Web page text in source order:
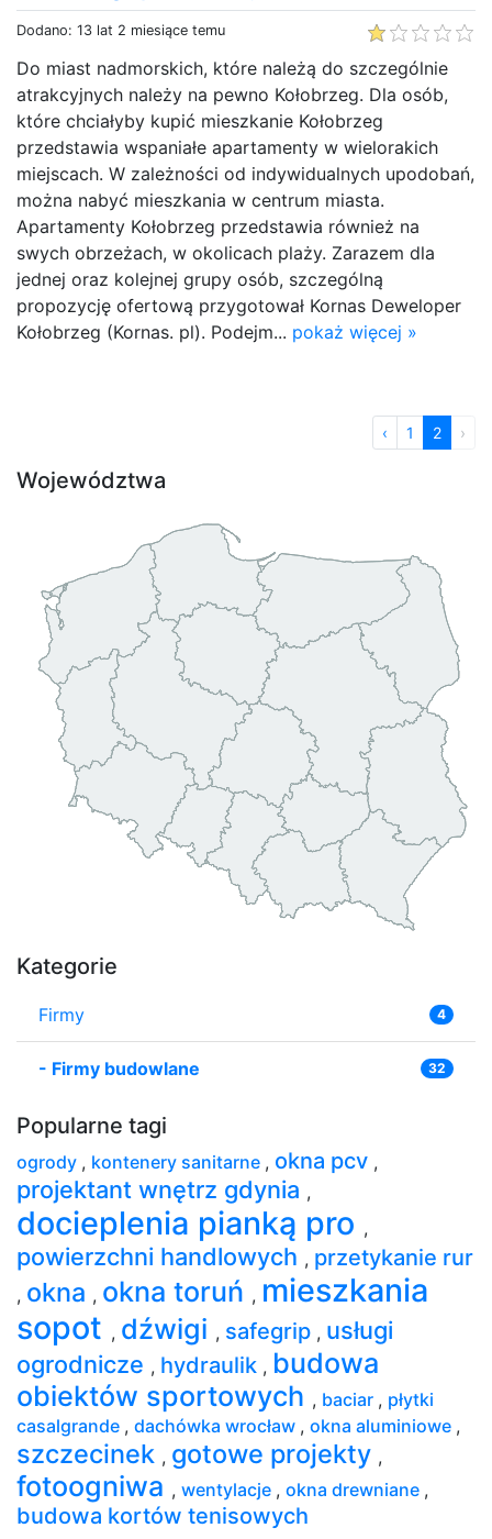
Dodano: 13 lat 2 miesiące temu
Do miast nadmorskich, które należą do szczególnie
atrakcyjnych należy na pewno Kołobrzeg. Dla osób,
które chciałyby kupić mieszkanie Kołobrzeg
przedstawia wspaniałe apartamenty w wielorakich
miejscach. W zależności od indywidualnych upodobań,
można nabyć mieszkania w centrum miasta.
Apartamenty Kołobrzeg przedstawia również na
swych obrzeżach, w okolicach plaży. Zarazem dla
jednej oraz kolejnej grupy osób, szczególną
propozycję ofertową przygotował Kornas Deweloper
Kołobrzeg (Kornas. pl). Podejm... pokaż więcej »
‹ 1 2 ›
Województwa
Kategorie
Firmy 4
- Firmy budowlane 32
Popularne tagi
ogrody , kontenery sanitarne , okna pcv ,
projektant wnętrz gdynia ,
docieplenia pianką pro ,
powierzchni handlowych , przetykanie rur
, okna , okna toruń , mieszkania
sopot , dźwigi , safegrip , usługi
ogrodnicze , hydraulik , budowa
obiektów sportowych , baciar , płytki
casalgrande , dachówka wrocław , okna aluminiowe ,
szczecinek , gotowe projekty ,
fotoogniwa , wentylacje , okna drewniane ,
budowa kortów tenisowych